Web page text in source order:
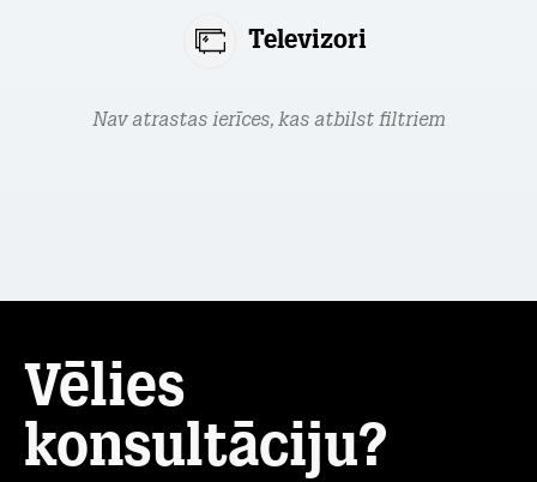
Televizori
Nav atrastas ierīces, kas atbilst filtriem
Vēlies
konsultāciju?